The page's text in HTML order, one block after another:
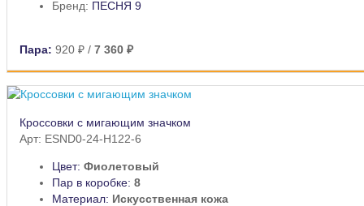
Бренд: ПЕСНЯ 9
Пара: 920 ₽ / 7 360 ₽
Кроссовки с мигающим значком
Арт: ESND0-24-H122-6
Цвет: Фиолетовый
Пар в коробке: 8
Материал: Искусственная кожа